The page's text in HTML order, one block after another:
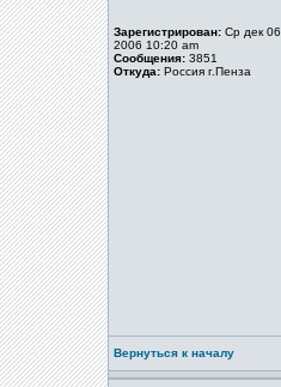
Зарегистрирован: Ср дек 06,
2006 10:20 am
Сообщения: 3851
Откуда: Россия г.Пенза
Вернуться к началу